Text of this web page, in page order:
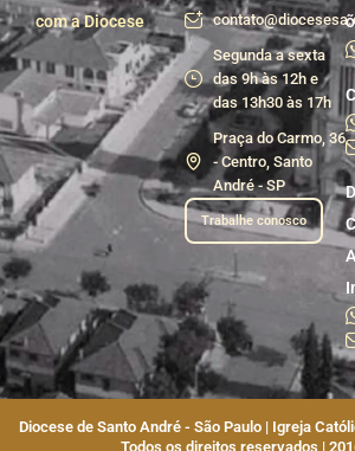
com a Diocese
Segunda a sexta
das 9h às 12h e
das 13h30 às 17h
Praça do Carmo, 36
- Centro, Santo
André - SP
Trabalhe conosco
Diocese de Santo André - São Paulo | Igreja
Todos os direitos reservados |